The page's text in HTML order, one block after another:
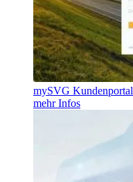
mySVG Kundenportal
mehr Infos